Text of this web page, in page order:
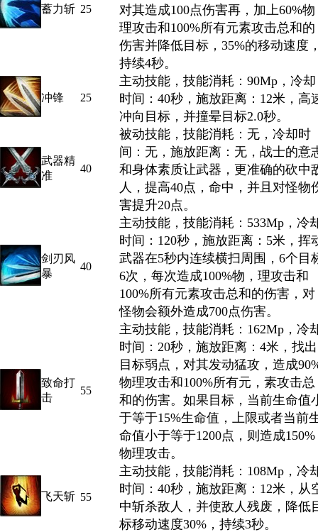
蓄力斩 25
对其造成100点伤害再，加上60%物
理攻击和100%所有元素攻击总和的
伤害并降低目标，35%的移动速度
持续4秒。
冲锋 25
主动技能，技能消耗：90Mp，冷却
时间：40秒，施放距离：12米，高
冲向目标，并撞晕目标2.0秒。
武器精
准
40
被动技能，技能消耗：无，冷却时
间：无，施放距离：无，战士的意
和身体素质让武器，更准确的砍中
人，提高40点，命中，并且对怪物
害提升20点。
剑刃风
暴
40
主动技能，技能消耗：533Mp，冷
时间：120秒，施放距离：5米，挥
武器在5秒内连续横扫周围，6个目
6次，每次造成100%物，理攻击和
100%所有元素攻击总和的伤害，对
怪物会额外造成700点伤害。
致命打
击
55
主动技能，技能消耗：162Mp，冷
时间：20秒，施放距离：4米，找出
目标弱点，对其发动猛攻，造成
物理攻击和100%所有元，素攻击总
和的伤害。如果目标，当前生命值
于等于15%生命值，上限或者当前
命值小于等于1200点，则造成150%
物理攻击。
飞天斩 55
主动技能，技能消耗：108Mp，冷
时间：40秒，施放距离：12米，从
中斩杀敌人，并使敌人残废，降低
标移动速度30%，持续3秒。